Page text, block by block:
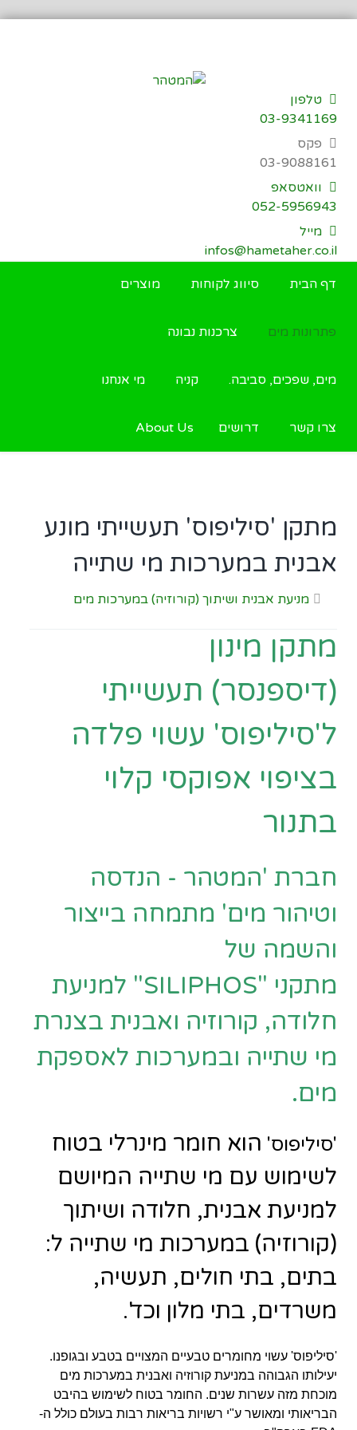
דילוג
טלפון
03-9341169
פקס
03-9088161
וואטסאפ
052-5956943
מייל
infos@hametaher.co.il
דף הבית סיווג לקוחות מוצרים
פתרונות מים צרכנות נבונה
מים, שפכים, סביבה. קניה מי אנחנו
צרו קשר דרושים About Us
מתקן 'סיליפוס' תעשייתי מונע
אבנית במערכות מי שתייה
מניעת אבנית ושיתוך (קורוזיה) במערכות מים
מתקן מינון
(דיספנסר) תעשייתי
ל'סיליפוס' עשוי פלדה
בציפוי אפוקסי קלוי
בתנור
חברת 'המטהר - הנדסה
וטיהור מים' מתמחה בייצור
והשמה של
מתקני "SILIPHOS" למניעת
חלודה, קורוזיה ואבנית בצנרת
מי שתייה ובמערכות לאספקת
מים.
'סיליפוס' הוא חומר מינרלי בטוח
לשימוש עם מי שתייה המיושם
למניעת אבנית, חלודה ושיתוך
(קורוזיה) במערכות מי שתייה ל:
בתים, בתי חולים, תעשיה,
משרדים, בתי מלון וכד'.
'סיליפוס' עשוי מחומרים טבעיים המצויים בטבע ובגופנו.
יעילותו הגבוהה במניעת קורוזיה ואבנית במערכות מים
מוכחת מזה עשרות שנים. החומר בטוח לשימוש בהיבט
הבריאותי ומאושר ע"י רשויות בריאות רבות בעולם כולל ה-